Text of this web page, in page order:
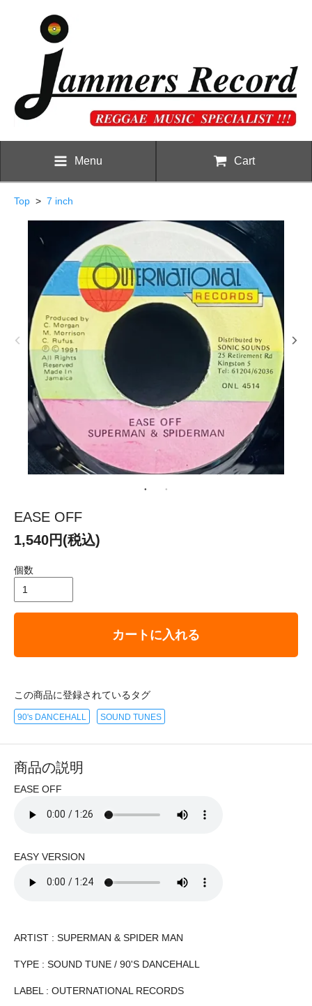
Menu Cart
Top > 7 inch
EASE OFF
1,540円(税込)
個数
カートに入れる
この商品に登録されているタグ
90's DANCEHALL SOUND TUNES
商品の説明
EASE OFF
EASY VERSION
ARTIST : SUPERMAN & SPIDER MAN
TYPE : SOUND TUNE / 90'S DANCEHALL
LABEL : OUTERNATIONAL RECORDS